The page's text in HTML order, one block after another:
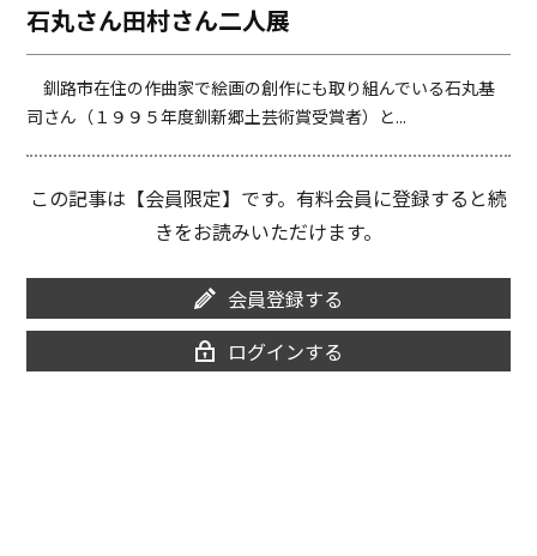
o
o
k
i
n
k
石丸さん田村さん二人展
釧路市在住の作曲家で絵画の創作にも取り組んでいる石丸基
司さん（１９９５年度釧新郷土芸術賞受賞者）と...
この記事は【会員限定】です。有料会員に登録すると続
きをお読みいただけます。
会員登録する
ログインする